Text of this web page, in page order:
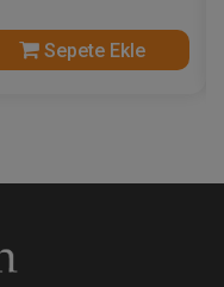
Sepete Ekle